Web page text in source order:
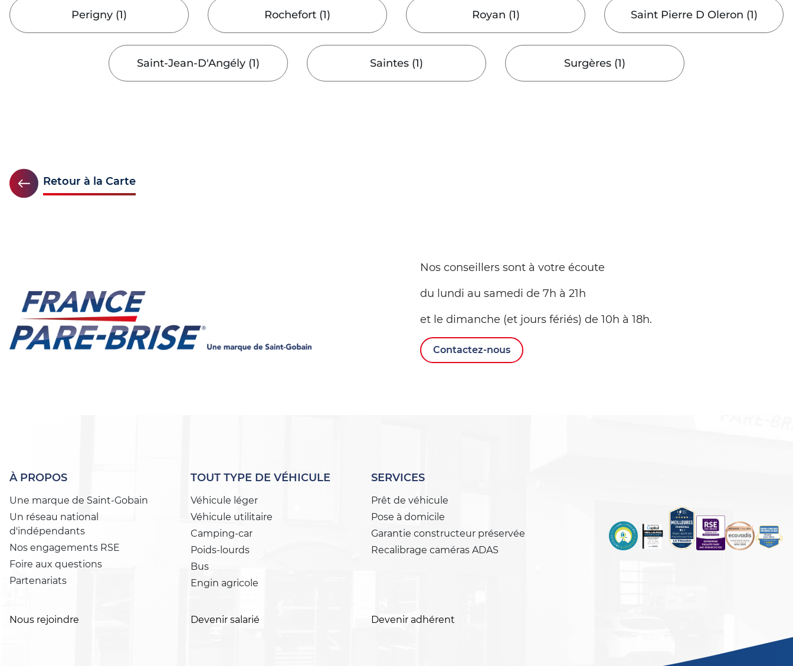
Perigny (1) Rochefort (1) Royan (1) Saint Pierre D Oleron (1)
Saint-Jean-D'Angély (1) Saintes (1) Surgères (1)
Retour à la Carte
Nos conseillers sont à votre écoute
du lundi au samedi de 7h à 21h
et le dimanche (et jours fériés) de 10h à 18h.
Contactez-nous
À PROPOS
Une marque de Saint-Gobain
Un réseau national
d'indépendants
Nos engagements RSE
Foire aux questions
Partenariats
TOUT TYPE DE VÉHICULE
Véhicule léger
Véhicule utilitaire
Camping-car
Poids-lourds
Bus
Engin agricole
SERVICES
Prêt de véhicule
Pose à domicile
Garantie constructeur préservée
Recalibrage caméras ADAS
Nous rejoindre Devenir salarié Devenir adhérent